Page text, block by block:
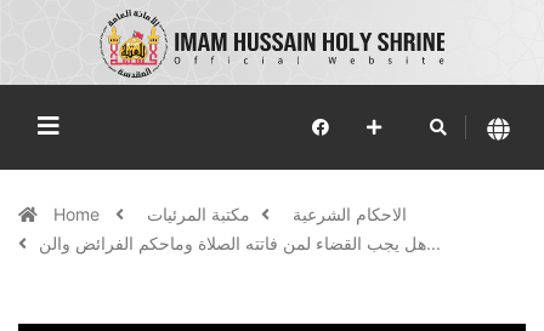
Home مكتبة المرئيات
الاحكام الشرعية
هل يجب القضاء لمن فاتته الصلاة وماحكم الفرائض والن...